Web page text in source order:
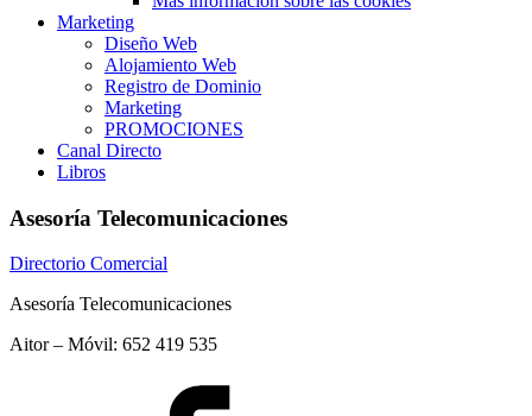
Marketing
Diseño Web
Alojamiento Web
Registro de Dominio
Marketing
PROMOCIONES
Canal Directo
Libros
Asesoría Telecomunicaciones
Directorio Comercial
Asesoría Telecomunicaciones
Aitor – Móvil: 652 419 535